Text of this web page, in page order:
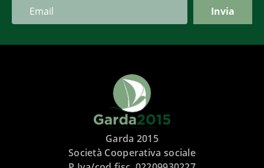
Garda 2015
Società Cooperativa sociale